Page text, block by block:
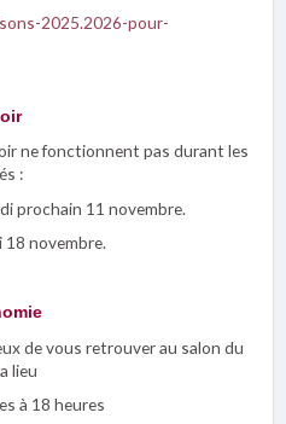
2025.2026-pour-
ne fonctionnent pas durant les
:
prochain 11 novembre.
novembre.
de vous retrouver au salon du
lieu
à 18 heures